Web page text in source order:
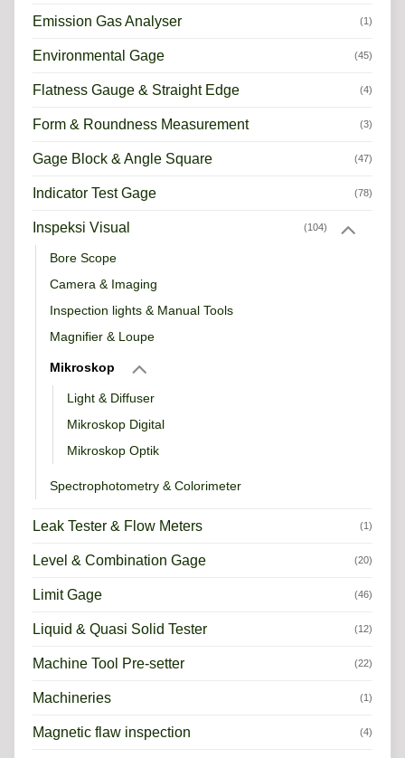
Emission Gas Analyser (1)
Environmental Gage (45)
Flatness Gauge & Straight Edge (4)
Form & Roundness Measurement (3)
Gage Block & Angle Square (47)
Indicator Test Gage (78)
Inspeksi Visual (104)
Bore Scope
Camera & Imaging
Inspection lights & Manual Tools
Magnifier & Loupe
Mikroskop
Light & Diffuser
Mikroskop Digital
Mikroskop Optik
Spectrophotometry & Colorimeter
Leak Tester & Flow Meters (1)
Level & Combination Gage (20)
Limit Gage (46)
Liquid & Quasi Solid Tester (12)
Machine Tool Pre-setter (22)
Machineries (1)
Magnetic flaw inspection (4)